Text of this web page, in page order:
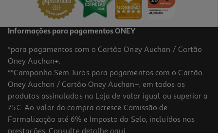
Informações para pagamentos ONEY
*para pagamentos com o Cartão Oney Auchan / Cartão
Oney Auchan+.
**Campanha Sem Juros para pagamentos com o Cartão
Oney Auchan / Cartão Oney Auchan+, em todos os
produtos assinalados na Loja de valor igual ou superior a
75€. Ao valor da compra acresce Comissão de
Formalização até 6% e Imposto do Selo, incluídos nas
prestações. Consulte detalhe aqui.